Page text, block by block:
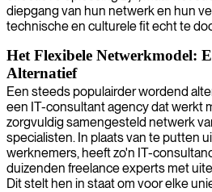
diepgang van hun netwerk en hun
technische en culturele fit echt te
Het Flexibele Netwerkmodel:
Alternatief
Een steeds populairder wordend
een IT-consultant agency dat werkt
zorgvuldig samengesteld netwerk
specialisten. In plaats van te putten
werknemers, heeft zo'n IT-
duizenden freelance experts met
Dit stelt hen in staat om voor elke